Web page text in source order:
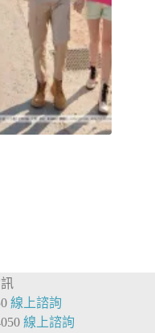
線上諮詢
線上諮詢